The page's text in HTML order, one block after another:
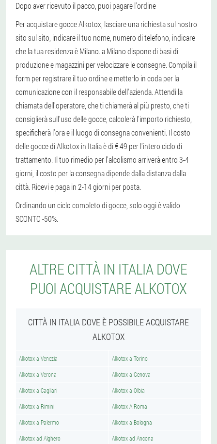
Dopo aver ricevuto il pacco, puoi pagare l'ordine
Per acquistare gocce Alkotox, lasciare una richiesta sul nostro
sito sul sito, indicare il tuo nome, numero di telefono, indicare
che la tua residenza è Milano. a Milano dispone di basi di
produzione e magazzini per velocizzare le consegne. Compila il
form per registrare il tuo ordine e metterlo in coda per la
comunicazione con il responsabile dell'azienda. Attendi la
chiamata dell'operatore, che ti chiamerà al più presto, che ti
consiglierà sull'uso delle gocce, calcolerà l'importo richiesto,
specificherà l'ora e il luogo di consegna convenienti. Il costo
delle gocce di Alkotox in Italia è di € 49 per l'intero ciclo di
trattamento. Il tuo rimedio per l'alcolismo arriverà entro 3-4
giorni, il costo per la consegna dipende dalla distanza dalla
città. Ricevi e paga in 2-14 giorni per posta.
Ordinando un ciclo completo di gocce, solo oggi è valido
SCONTO -50%.
ALTRE CITTÀ IN ITALIA DOVE
PUOI ACQUISTARE ALKOTOX
CITTÀ IN ITALIA DOVE È POSSIBILE ACQUISTARE
ALKOTOX
Alkotox a Venezia Alkotox a Torino
Alkotox a Verona Alkotox a Genova
Alkotox a Cagliari Alkotox a Olbia
Alkotox a Rimini Alkotox A Roma
Alkotox a Palermo Alkotox a Bologna
Alkotox ad Alghero Alkotox ad Ancona